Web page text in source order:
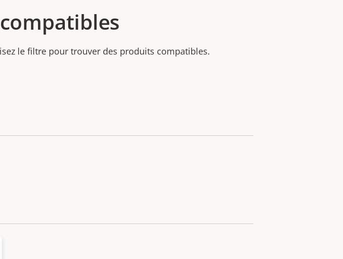
le filtre pour trouver des produits compatibles.